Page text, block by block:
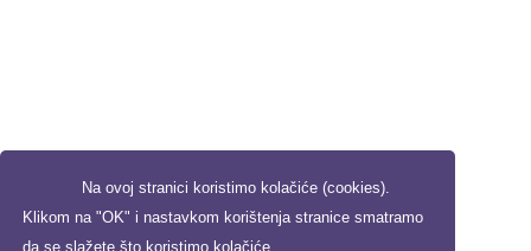
Na ovoj stranici koristimo kolačiće (cookies).
Klikom na "OK" i nastavkom korištenja stranice smatramo
da se slažete što koristimo kolačiće.